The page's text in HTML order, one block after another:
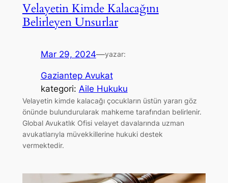
Velayetin Kimde Kalacağını
Belirleyen Unsurlar
Mar 29, 2024—yazar:
Gaziantep Avukat
kategori: Aile Hukuku
Velayetin kimde kalacağı çocukların üstün yararı göz
önünde bulundurularak mahkeme tarafından belirlenir.
Global Avukatlık Ofisi velayet davalarında uzman
avukatlarıyla müvekkillerine hukuki destek
vermektedir.